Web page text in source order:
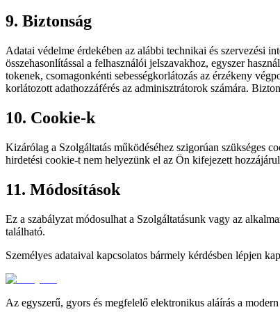
9. Biztonság
Adatai védelme érdekében az alábbi technikai és szervezési
összehasonlítással a felhasználói jelszavakhoz, egyszer
tokenek, csomagonkénti sebességkorlátozás az érzékeny
korlátozott adathozzáférés az adminisztrátorok számára.
10. Cookie-k
Kizárólag a Szolgáltatás működéséhez szigorúan szükséges
hirdetési cookie-t nem helyezünk el az Ön kifejezett
11. Módosítások
Ez a szabályzat módosulhat a Szolgáltatásunk vagy az
található.
Személyes adataival kapcsolatos bármely kérdésben lépjen
Az egyszerű, gyors és megfelelő elektronikus aláírás a